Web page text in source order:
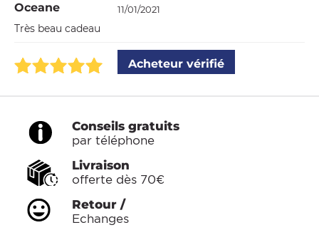
Oceane 11/01/2021
Très beau cadeau
Acheteur vérifié
Florence
Acheteur vérifié
29/12/2020
Conseils gratuits
par téléphone
Livraison
offerte dès 70€
Retour /
Echanges